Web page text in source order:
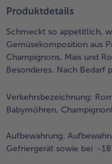
Produktdetails
Schmeckt so appetitlich,
Gemüsekomposition aus
Champignons, Mais und
Besonderes. Nach Bedarf
Verkehrsbezeichnung:
Babymöhren,
Aufbewahrung:
Gefriergerät sowie bei -